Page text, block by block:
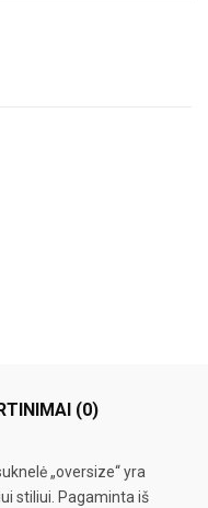
(0)
„oversize“ yra
stiliui. Pagaminta iš